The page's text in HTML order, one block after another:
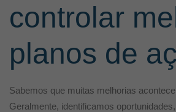
controlar
planos de
Sabemos que muitas melhorias
Geralmente, identificamos